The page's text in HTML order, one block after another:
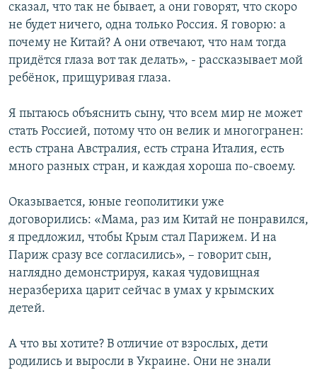
сказал, что так не бывает, а они говорят, что скоро
не будет ничего, одна только Россия. Я говорю: а
почему не Китай? А они отвечают, что нам тогда
придётся глаза вот так делать», - рассказывает мой
ребёнок, прищуривая глаза.
Я пытаюсь объяснить сыну, что всем мир не может
стать Россией, потому что он велик и многогранен:
есть страна Австралия, есть страна Италия, есть
много разных стран, и каждая хороша по-своему.
Оказывается, юные геополитики уже
договорились: «Мама, раз им Китай не понравился,
я предложил, чтобы Крым стал Парижем. И на
Париж сразу все согласились», – говорит сын,
наглядно демонстрируя, какая чудовищная
неразбериха царит сейчас в умах у крымских
детей.
А что вы хотите? В отличие от взрослых, дети
родились и выросли в Украине. Они не знали